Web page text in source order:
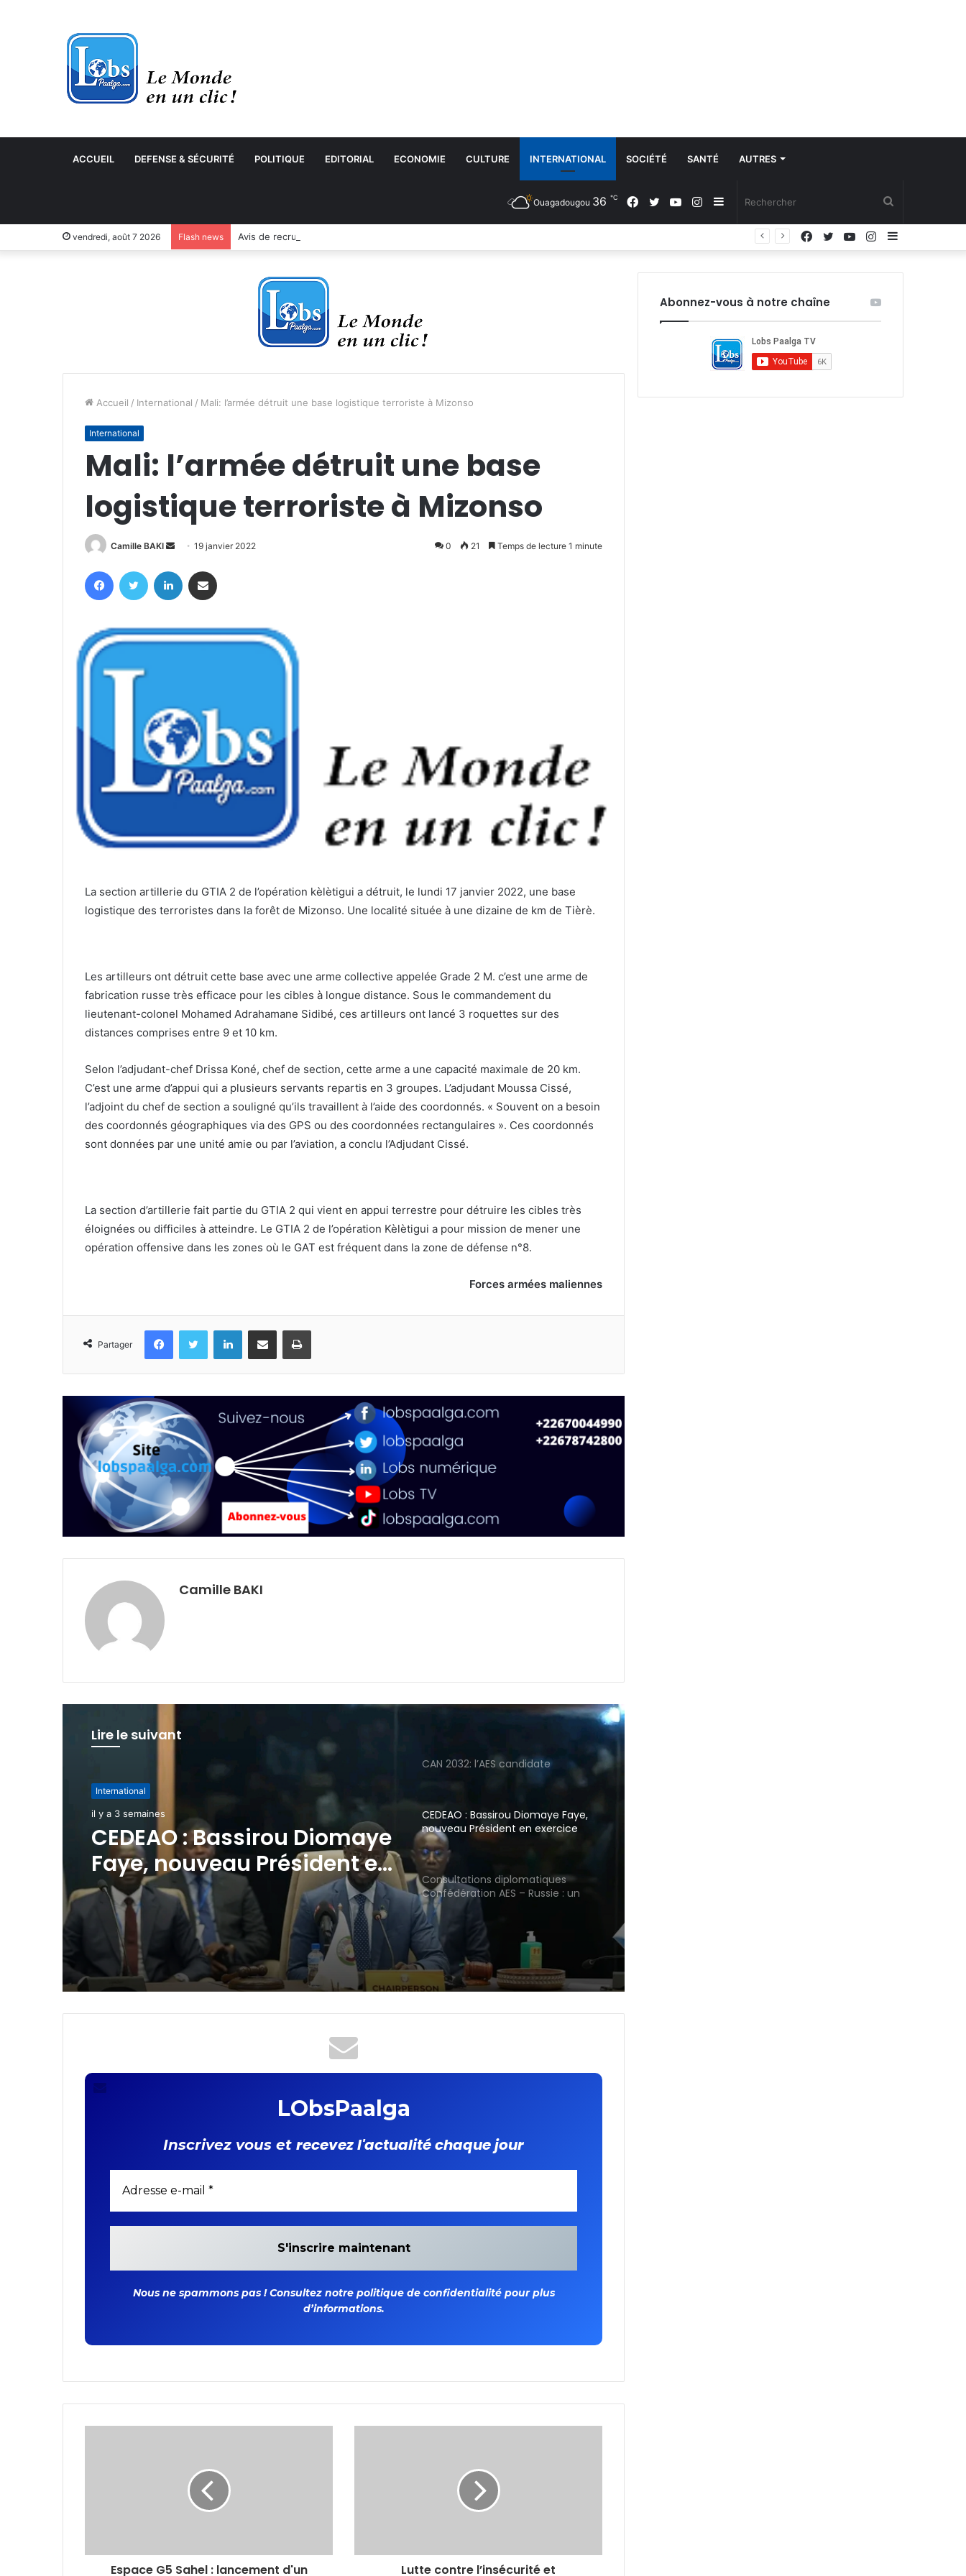
ACCUEIL DEFENSE & SÉCURITÉ POLITIQUE EDITORIAL ECONOMIE CULTURE INTERNATIONAL SOCIÉTÉ SANTÉ AUTRES
Sidebar
(barre
Instagram
YouTube
Twitter
Facebook
Ouagadougou 36 ℃
vendredi, août 7 2026 Flash news
Sidebar
Instagram
YouTube
Twitter
Facebook
Accueil / International / Mali: l’armée détruit une base logistique terroriste à Mizonso
International
Mali: l’armée détruit une base
logistique terroriste à Mizonso
Camille BAKI
Envoyer
courriel
19 janvier 2022 0 21 Temps de lecture 1 minute
FacebookTwitter Linkedin
La section artillerie du GTIA 2 de l’opération kèlètigui a détruit, le lundi 17 janvier 2022, une base
logistique des terroristes dans la forêt de Mizonso. Une localité située à une dizaine de km de Tièrè.
Les artilleurs ont détruit cette base avec une arme collective appelée Grade 2 M. c’est une arme de
fabrication russe très efficace pour les cibles à longue distance. Sous le commandement du
lieutenant-colonel Mohamed Adrahamane Sidibé, ces artilleurs ont lancé 3 roquettes sur des
distances comprises entre 9 et 10 km.
Selon l’adjudant-chef Drissa Koné, chef de section, cette arme a une capacité maximale de 20 km.
C’est une arme d’appui qui a plusieurs servants repartis en 3 groupes. L’adjudant Moussa Cissé,
l’adjoint du chef de section a souligné qu’ils travaillent à l’aide des coordonnés. « Souvent on a besoin
des coordonnés géographiques via des GPS ou des coordonnées rectangulaires ». Ces coordonnés
sont données par une unité amie ou par l’aviation, a conclu l’Adjudant Cissé.
La section d’artillerie fait partie du GTIA 2 qui vient en appui terrestre pour détruire les cibles très
éloignées ou difficiles à atteindre. Le GTIA 2 de l’opération Kèlètigui a pour mission de mener une
opération offensive dans les zones où le GAT est fréquent dans la zone de défense n°8.
Forces armées maliennes
Partager
FacebookTwitter LinkedinPartager par email Imprimer
Camille BAKI
Lire le suivant
International
il y a 4 semaines
Consultations
diplomatiques
Confédération AES – Russie
: un nouvel élan de
renforcement du
partenariat stratégique
entre les deux parties
CAN 2032: l’AES candidate
CEDEAO : Bassirou Diomaye Faye,
nouveau Président en exercice
Consultations diplomatiques
Confédération AES – Russie : un
nouvel élan de renforcement du
partenariat stratégique entre les
deux parties
LObsPaalga
Inscrivez vous et recevez l'actualité chaque jour
Nous ne spammons pas ! Consultez notre politique de confidentialité pour plus
d’informations.
Espace G5 Sahel : lancement d'un Lutte contre l’insécurité et
Abonnez-vous à notre chaîne